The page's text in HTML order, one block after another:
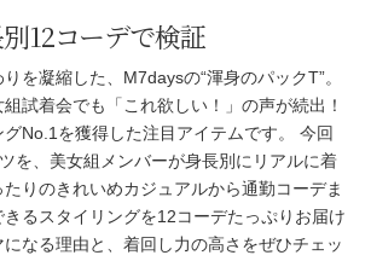
12コーデで検証
を凝縮した、M7daysの“渾身のパックT”。
試着会でも「これ欲しい！」の声が続出！
No.1を獲得した注目アイテムです。 今回
を、美女組メンバーが身長別にリアルに着
りのきれいめカジュアルから通勤コーデま
るスタイリングを12コーデたっぷりお届け
になる理由と、着回し力の高さをぜひチェッ